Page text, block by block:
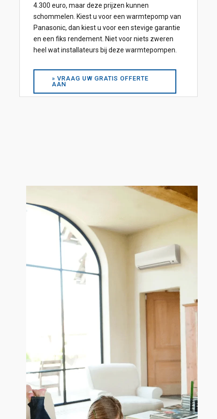
4.300 euro, maar deze prijzen kunnen
schommelen. Kiest u voor een warmtepomp van
Panasonic, dan kiest u voor een stevige garantie
en een fiks rendement. Niet voor niets zweren
heel wat installateurs bij deze warmtepompen.
» VRAAG UW GRATIS OFFERTE
AAN